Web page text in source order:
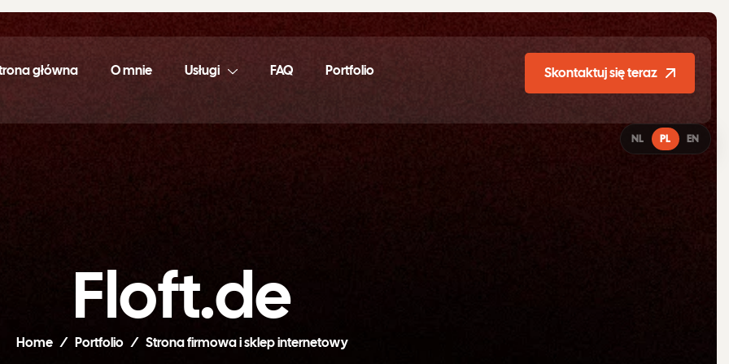
główna O mnie Usługi FAQ Portfolio Skontaktuj się teraz
NL PL EN
Floft.de
Home Portfolio Strona firmowa i sklep internetowy